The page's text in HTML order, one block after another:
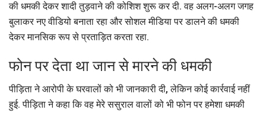
की धमकी देकर शादी तुड़वाने की कोशिश शुरू कर दी. वह अलग-अलग जगह
बुलाकर नए वीडियो बनाता रहा और सोशल मीडिया पर डालने की धमकी
देकर मानसिक रूप से प्रताड़ित करता रहा.
फोन पर देता था जान से मारने की धमकी
पीड़िता ने आरोपी के घरवालों को भी जानकारी दी, लेकिन कोई कार्रवाई नहीं
हुई. पीड़िता ने कहा कि वह मेरे ससुराल वालों को भी फोन पर हमेशा धमकी